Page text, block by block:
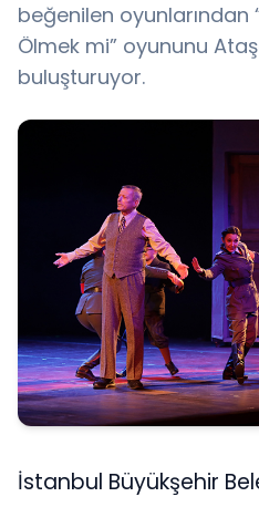
beğenilen oyunlarından
Ölmek mi” oyununu
buluşturuyor.
İstanbul Büyükşehir